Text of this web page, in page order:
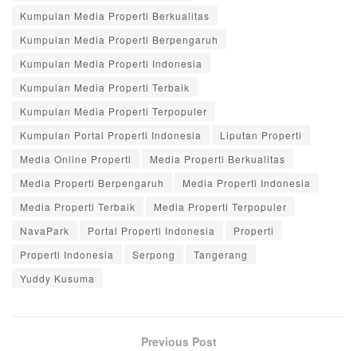
Kumpulan Media Properti Berkualitas
Kumpulan Media Properti Berpengaruh
Kumpulan Media Properti Indonesia
Kumpulan Media Properti Terbaik
Kumpulan Media Properti Terpopuler
Kumpulan Portal Properti Indonesia
Liputan Properti
Media Online Properti
Media Properti Berkualitas
Media Properti Berpengaruh
Media Properti Indonesia
Media Properti Terbaik
Media Properti Terpopuler
NavaPark
Portal Properti Indonesia
Properti
Properti Indonesia
Serpong
Tangerang
Yuddy Kusuma
Previous Post